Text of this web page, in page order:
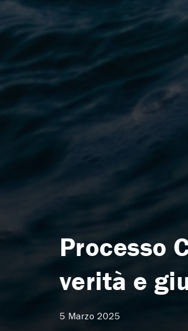
Processo
verità e
5 Marzo 2025